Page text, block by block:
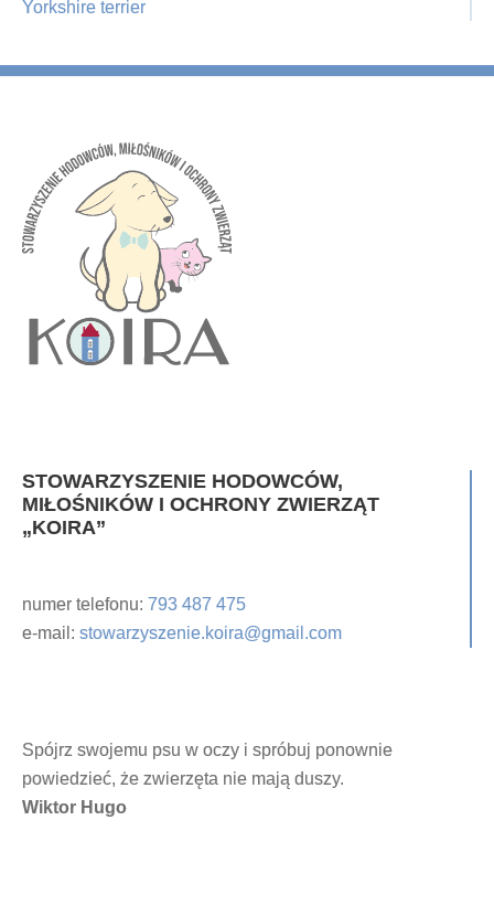
Yorkshire terrier
STOWARZYSZENIE HODOWCÓW,
MIŁOŚNIKÓW I OCHRONY ZWIERZĄT
„KOIRA”
numer telefonu: 793 487 475
e-mail: stowarzyszenie.koira@gmail.com
Spójrz swojemu psu w oczy i spróbuj ponownie
powiedzieć, że zwierzęta nie mają duszy.
Wiktor Hugo